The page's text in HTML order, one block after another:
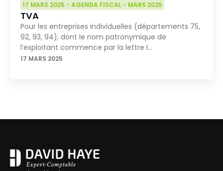
17 MARS 2025 - AGENDA FISCAL - MARS 2025
TVA
Pour les entreprises individuelles (départements 75,
92, 93, 94), dont le nom patronymique de
l’exploitant commence par la lettre I…
17 MARS 2025